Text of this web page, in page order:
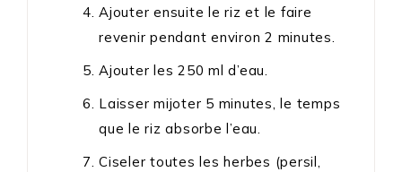
Ajouter ensuite le riz et le faire
revenir pendant environ 2 minutes.
Ajouter les 250 ml d’eau.
Laisser mijoter 5 minutes, le temps
que le riz absorbe l’eau.
Ciseler toutes les herbes (persil,